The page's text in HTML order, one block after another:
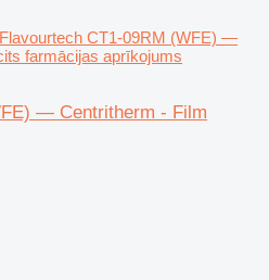
Flavourtech CT1-09RM (WFE) —
farmācijas aprīkojums
— Centritherm - Film